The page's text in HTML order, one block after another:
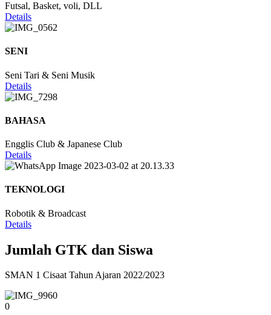
Futsal, Basket, voli, DLL
Details
SENI
Seni Tari & Seni Musik
Details
BAHASA
Engglis Club & Japanese Club
Details
TEKNOLOGI
Robotik & Broadcast
Details
Jumlah GTK dan Siswa
SMAN 1 Cisaat Tahun Ajaran 2022/2023
0